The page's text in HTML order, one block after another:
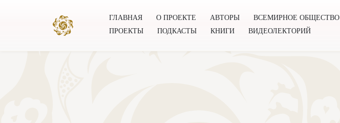
ГЛАВНАЯ О ПРОЕКТЕ АВТОРЫ ВСЕМИРНОЕ ОБЩЕСТВО
ПРОЕКТЫ
ПОДКАСТЫ КНИГИ ВИДЕОЛЕКТОРИЙ